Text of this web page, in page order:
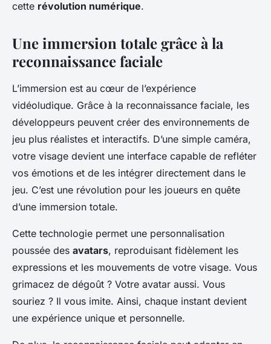
cette révolution numérique.
Une immersion totale grâce à la
reconnaissance faciale
L’immersion est au cœur de l’expérience
vidéoludique. Grâce à la reconnaissance faciale, les
développeurs peuvent créer des environnements de
jeu plus réalistes et interactifs. D’une simple caméra,
votre visage devient une interface capable de refléter
vos émotions et de les intégrer directement dans le
jeu. C’est une révolution pour les joueurs en quête
d’une immersion totale.
Cette technologie permet une personnalisation
poussée des avatars, reproduisant fidèlement les
expressions et les mouvements de votre visage. Vous
grimacez de dégoût ? Votre avatar aussi. Vous
souriez ? Il vous imite. Ainsi, chaque instant devient
une expérience unique et personnelle.